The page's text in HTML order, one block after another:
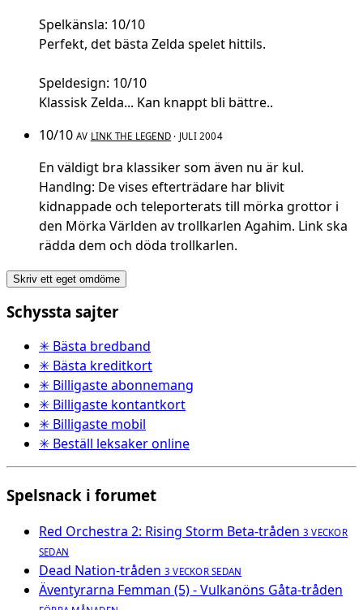
Spelkänsla: 10/10
Perfekt, det bästa Zelda spelet hittils.
Speldesign: 10/10
Klassisk Zelda... Kan knappt bli bättre..
10/10 AV LINK THE LEGEND · JULI 2004
En väldigt bra klassiker som även nu är kul.
Handlng: De vises efterträdare har blivit
kidnappade och teleporterats till mörka grottor i
den Mörka Världen av trollkarlen Agahim. Link ska
rädda dem och döda trollkarlen.
Skriv ett eget omdöme
Schyssta sajter
✳ Bästa bredband
✳ Bästa kreditkort
✳ Billigaste abonnemang
✳ Billigaste kontantkort
✳ Billigaste mobil
✳ Beställ leksaker online
Spelsnack i forumet
Red Orchestra 2: Rising Storm Beta-tråden 3 VECKOR
SEDAN
Dead Nation-tråden 3 VECKOR SEDAN
Äventyrarna Femman (5) - Vulkanöns Gåta-tråden